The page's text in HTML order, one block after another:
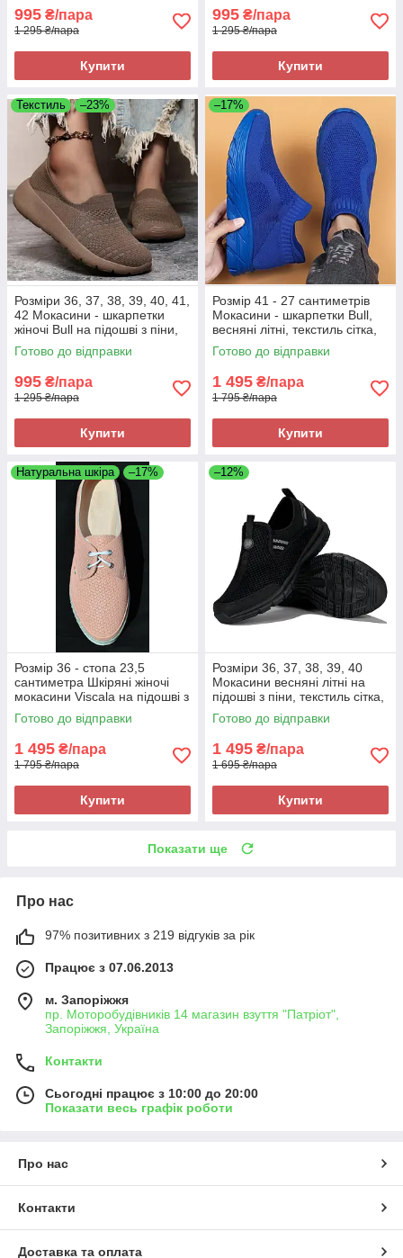
995 ₴/пара
1 295 ₴/пара
Купити
995 ₴/пара
1 295 ₴/пара
Купити
Текстиль –23%
Розміри 36, 37, 38, 39, 40, 41,
42 Мокасини - шкарпетки
жіночі Bull на підошві з піни,
текстиль, коричневі, легкі та
зручні
Готово до відправки
995 ₴/пара
1 295 ₴/пара
Купити
–17%
Розмір 41 - 27 сантиметрів
Мокасини - шкарпетки Bull,
весняні літні, текстиль сітка,
сині, на підошві з піни, легкі і
зручні
Готово до відправки
1 495 ₴/пара
1 795 ₴/пара
Купити
Натуральна шкіра –17%
Розмір 36 - стопа 23,5
сантиметра Шкіряні жіночі
мокасини Viscala на підошві з
піни, рожеві Viscala 11886
Готово до відправки
1 495 ₴/пара
1 795 ₴/пара
Купити
–12%
Розміри 36, 37, 38, 39, 40
Мокасини весняні літні на
підошві з піни, текстиль сітка,
чорні Restime 22820
Готово до відправки
1 495 ₴/пара
1 695 ₴/пара
Купити
Показати ще
Про нас
97% позитивних з 219 відгуків за рік
Працює з 07.06.2013
м. Запоріжжя
пр. Моторобудівників 14 магазин взуття "Патріот",
Запоріжжя, Україна
Контакти
Сьогодні працює з 10:00 до 20:00
Показати весь графік роботи
Про нас
Контакти
Доставка та оплата